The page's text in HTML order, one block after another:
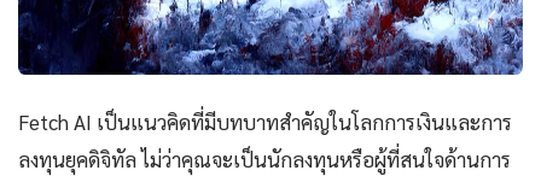
Fetch AI เป็นแนวคิดที่มีบทบาทสำคัญในโลกการเงินและการ
ลงทุนยุคดิจิทัล ไม่ว่าคุณจะเป็นนักลงทุนหรือผู้ที่สนใจด้านการ